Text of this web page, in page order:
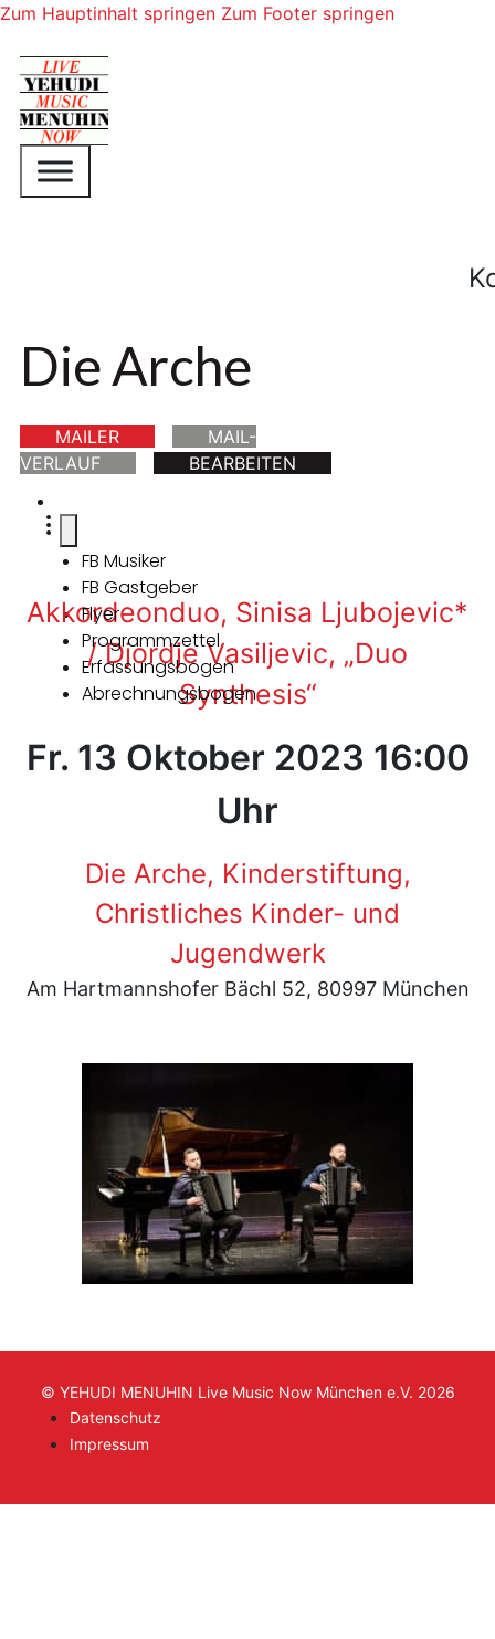
Zum Hauptinhalt springen Zum Footer springen
Die Arche
MAILER
MAIL-
VERLAUF
BEARBEITEN
FB Musiker
FB Gastgeber
Flyer
Programmzettel
Erfassungsbogen
Abrechnungsbogen
Akkordeonduo, Sinisa Ljubojevic*
/ Djordje Vasiljevic, „Duo
Synthesis“
Fr. 13 Oktober 2023 16:00
Uhr
Die Arche, Kinderstiftung,
Christliches Kinder- und
Jugendwerk
Am Hartmannshofer Bächl 52, 80997 München
© YEHUDI MENUHIN Live Music Now München e.V. 2026
Datenschutz
Impressum